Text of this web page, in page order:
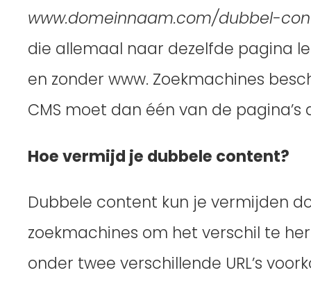
www.domeinnaam.com/dubbel-
die allemaal naar dezelfde pagina
en zonder www. Zoekmachines
CMS moet dan één van de
Hoe vermijd je dubbele content?
Dubbele content kun je vermijden
zoekmachines om het verschil te
onder twee verschillende URL’s